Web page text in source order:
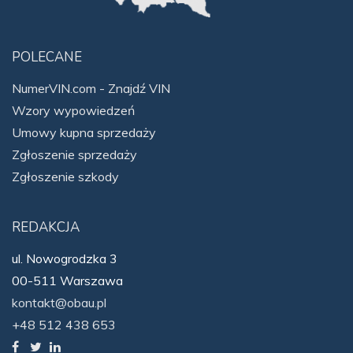
POLECANE
NumerVIN.com - Znajdź VIN
Wzory wypowiedzeń
Umowy kupna sprzedaży
Zgłoszenie sprzedaży
Zgłoszenie szkody
REDAKCJA
ul. Nowogrodzka 3
00-511 Warszawa
kontakt@obau.pl
+48 512 438 653